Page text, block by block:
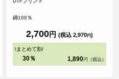
能です。自分用はもちろん、プレゼ
綿100％
2,700円 (税込 2,970円)
\まとめて割/
30％ 1,890 円（税込）